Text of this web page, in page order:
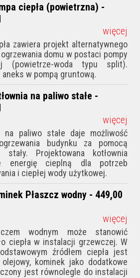
ciepła (powietrzna) -
więcej
zawiera projekt alternatywnego
domu w postaci pompy
(powietrze-woda typu split).
w pompą gruntową.
na paliwo stałe -
więcej
na paliwo stałe daje możliwość
budynku za pomocą
Projektowana kotłownia
energię cieplną dla potrzeb
i ciepłej wody użytkowej.
Płaszcz wodny - 449,00
więcej
wodnym może stanowić
ciepła w instalacji grzewczej. W
źródłem ciepła jest
kominek jako dodatkowe
jest równolegle do instalacji